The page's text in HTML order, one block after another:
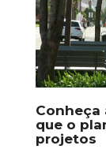
Conheça
que o
projetos